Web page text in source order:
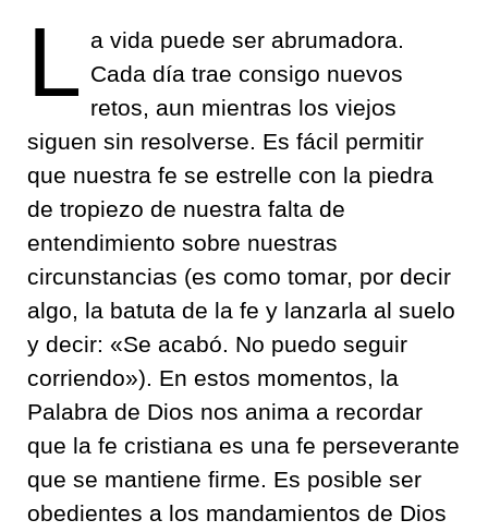
L a vida puede ser abrumadora.
Cada día trae consigo nuevos
retos, aun mientras los viejos
siguen sin resolverse. Es fácil permitir
que nuestra fe se estrelle con la piedra
de tropiezo de nuestra falta de
entendimiento sobre nuestras
circunstancias (es como tomar, por decir
algo, la batuta de la fe y lanzarla al suelo
y decir: «Se acabó. No puedo seguir
corriendo»). En estos momentos, la
Palabra de Dios nos anima a recordar
que la fe cristiana es una fe perseverante
que se mantiene firme. Es posible ser
obedientes a los mandamientos de Dios